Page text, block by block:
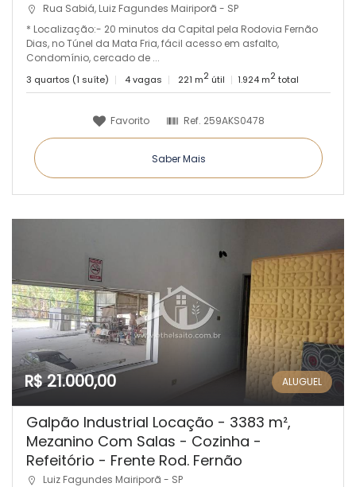
Rua Sabiá, Luiz Fagundes Mairiporã - SP
* Localização:- 20 minutos da Capital pela Rodovia Fernão
Dias, no Túnel da Mata Fria, fácil acesso em asfalto,
Condomínio, cercado de ...
3 quartos (1 suíte) 4 vagas 221 m2 útil 1.924 m2total
Favorito Ref. 259AKS0478
Saber Mais
R$ 21.000,00 ALUGUEL
Galpão Industrial Locação - 3383 m²,
Mezanino Com Salas - Cozinha -
Refeitório - Frente Rod. Fernão
Luiz Fagundes Mairiporã - SP